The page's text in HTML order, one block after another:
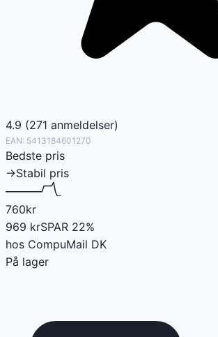
4.9 (271 anmeldelser)
EAN: 5413184601270
Bedste pris
→Stabil pris
760kr
969 krSPAR 22%
hos CompuMail DK
På lager